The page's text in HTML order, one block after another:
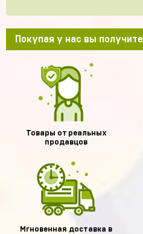
Покупая у нас вы получите
Товары от реальных
продавцов
Мгновенная доставка в